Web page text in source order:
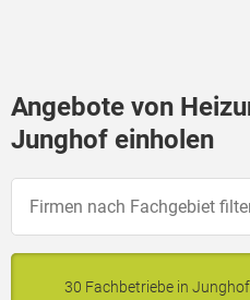
Angebote von
Junghof einholen
30 Fachbetriebe in